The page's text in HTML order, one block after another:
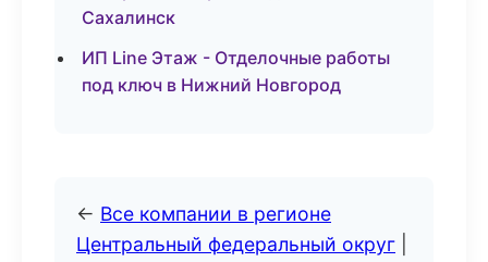
Сахалинск
ИП Line Этаж - Отделочные работы
под ключ в Нижний Новгород
← Все компании в регионе
Центральный федеральный округ